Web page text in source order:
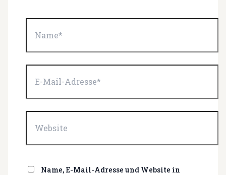
Name*
E-
Mail-
Website
Name, E-Mail-Adresse und Website in